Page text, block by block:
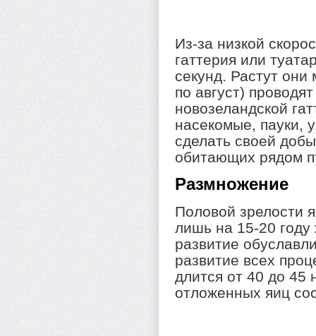
Из-за низкой
гаттерия или
секунд. Растут
по август)
новозеландской
насекомые, пауки,
сделать своей
обитающих рядом
Размножение
Половой зрелости
лишь на 15-20
развитие
развитие всех
длится от 40 до 45
отложенных яиц